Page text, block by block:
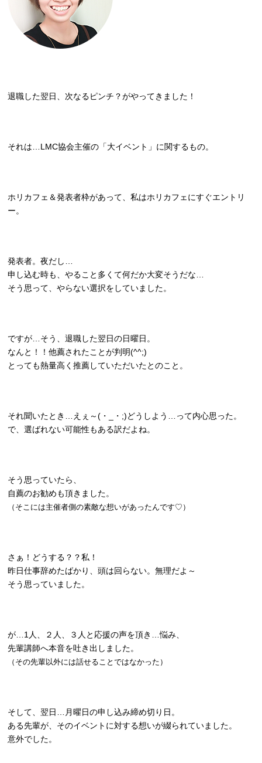
退職した翌日、次なるピンチ？がやってきました！
それは…LMC協会主催の「大イベント」に関するもの。
ホリカフェ＆発表者枠があって、私はホリカフェにすぐエントリ
ー。
発表者。夜だし…
申し込む時も、やること多くて何だか大変そうだな…
そう思って、やらない選択をしていました。
ですが…そう、退職した翌日の日曜日。
なんと！！他薦されたことが判明(^^;)
とっても熱量高く推薦していただいたとのこと。
それ聞いたとき…えぇ～(・_・;)どうしよう…って内心思った。
で、選ばれない可能性もある訳だよね。
そう思っていたら、
自薦のお勧めも頂きました。
（そこには主催者側の素敵な想いがあったんです♡）
さぁ！どうする？？私！
昨日仕事辞めたばかり、頭は回らない。無理だよ～
そう思っていました。
が…1人、２人、３人と応援の声を頂き…悩み、
先輩講師へ本音を吐き出しました。
（その先輩以外には話せることではなかった）
そして、翌日…月曜日の申し込み締め切り日。
ある先輩が、そのイベントに対する想いが綴られていました。
意外でした。